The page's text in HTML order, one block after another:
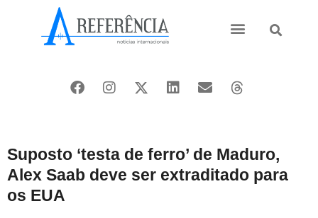
Suposto ‘testa de ferro’ de Maduro,
Alex Saab deve ser extraditado para
os EUA